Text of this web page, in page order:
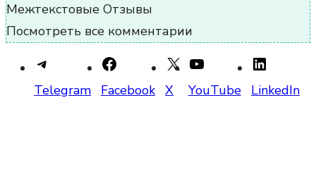
Межтекстовые Отзывы
Посмотреть все комментарии
Telegram Facebook X YouTube LinkedIn